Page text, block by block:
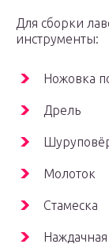
Для сборки
инструменты:
Ножовка
Дрель
Молоток
Стамеска
Наждачная